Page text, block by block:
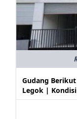
Gudang
Legok |